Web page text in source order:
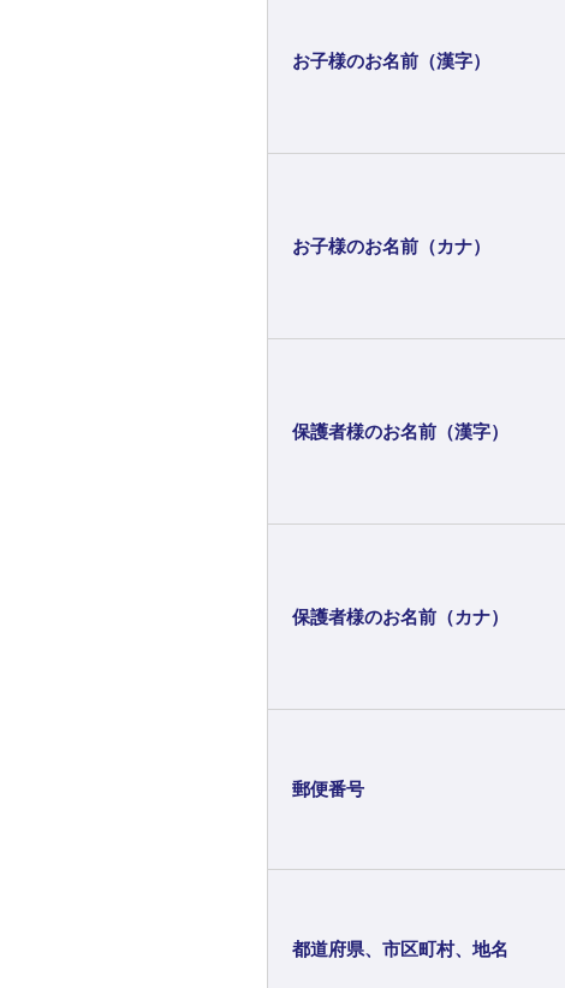
お子様のお名前（漢字）
お子様のお名前（カナ）
保護者様のお名前（漢字）
保護者様のお名前（カナ）
郵便番号
都道府県、市区町村、地名